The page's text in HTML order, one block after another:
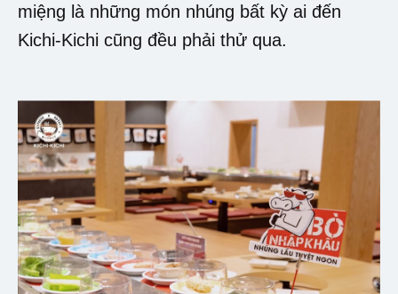
miệng là những món nhúng bất kỳ ai đến
Kichi-Kichi cũng đều phải thử qua.